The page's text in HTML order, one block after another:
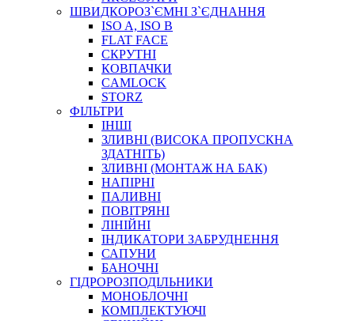
ДОМКРАТИ
НАБОРИ ЗАПОБІЖНИКІВ, КЛЕМ, АКСЕСУАРІВ
НАСОСИ, КОМПРЕСОРИ, МАНОМЕТРИ
ПАСТА, АНТИСЕПТИК
ІНСТРУМЕНТ
САДОВИЙ ІНВЕНТАР
ЕЛЕКТРИЧНІ ПРИЛАДИ
ПАЛЬНИКИ, ПАЯЛЬНИКИ, ПАЯЛЬНІ ЛАМПИ
ІНСТРУМЕНТИ ДЛЯ ЕЛЕКТРИКА
ЕЛЕКТРОІНСТРУМЕНТИ
ЗАМКИ І КОМПЛЕКТУЮЧІ
ІНСТРУМЕНТИ ДЛЯ ЗВАРЮВАННЯ, АКСЕСУАРИ
ШВИДКОРОЗ`ЄМНІ З`ЄДНАННЯ
ISO A, ISO B
FLAT FACE
СКРУТНІ
КОВПАЧКИ
CAMLOCK
STORZ
ФІЛЬТРИ
ІНШІ
ЗЛИВНІ (ВИСОКА ПРОПУСКНА
ЗДАТНІТЬ)
ЗЛИВНІ (МОНТАЖ НА БАК)
НАПІРНІ
ПАЛИВНІ
ПОВІТРЯНІ
ЛІНІЙНІ
ІНДИКАТОРИ ЗАБРУДНЕННЯ
САПУНИ
БАНОЧНІ
ГІДРОРОЗПОДІЛЬНИКИ
МОНОБЛОЧНІ
КОМПЛЕКТУЮЧІ